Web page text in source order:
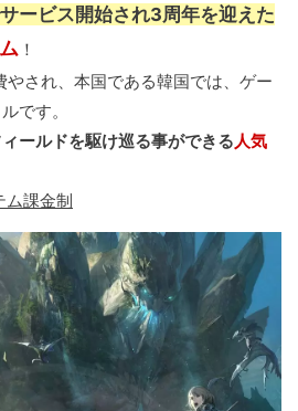
ービス開始され3周年を迎えた
！
され、本国である韓国では、ゲー
です。
ィールドを駆け巡る事ができる人気
課金制